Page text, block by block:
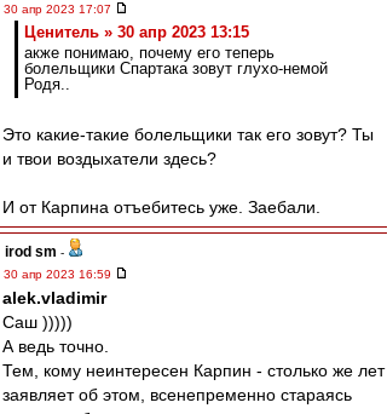
30 апр 2023 17:07
Ценитель » 30 апр 2023 13:15
акже понимаю, почему его теперь
болельщики Спартака зовут глухо-немой
Родя..
Это какие-такие болельщики так его зовут? Ты
и твои воздыхатели здесь?
И от Карпина отъебитесь уже. Заебали.
irod sm -
30 апр 2023 16:59
alek.vladimir
Саш )))))
А ведь точно.
Тем, кому неинтересен Карпин - столько же лет
заявляет об этом, всенепременно стараясь